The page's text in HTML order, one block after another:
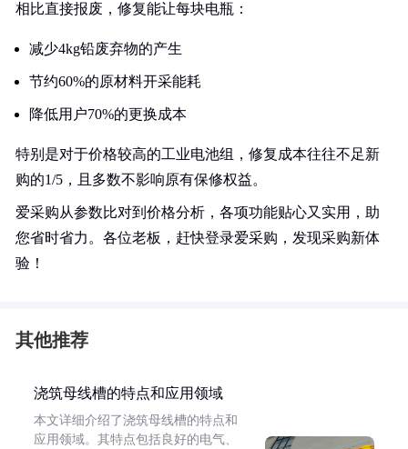
相比直接报废，修复能让每块电瓶：
减少4kg铅废弃物的产生
节约60%的原材料开采能耗
降低用户70%的更换成本
特别是对于价格较高的工业电池组，修复成本往往不足新
购的1/5，且多数不影响原有保修权益。
爱采购从参数比对到价格分析，各项功能贴心又实用，助
您省时省力。各位老板，赶快登录爱采购，发现采购新体
验！
其他推荐
浇筑母线槽的特点和应用领域
本文详细介绍了浇筑母线槽的特点和
应用领域。其特点包括良好的电气、